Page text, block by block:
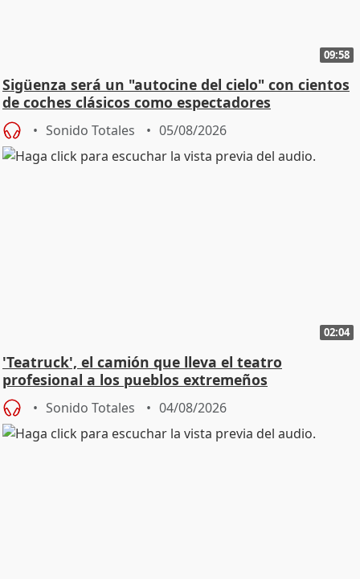
09:58
Sigüenza será un "autocine del cielo" con cientos
de coches clásicos como espectadores
Sonido Totales 05/08/2026
02:04
'Teatruck', el camión que lleva el teatro
profesional a los pueblos extremeños
Sonido Totales 04/08/2026